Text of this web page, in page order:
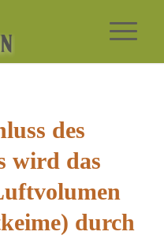
des
wird das
durch